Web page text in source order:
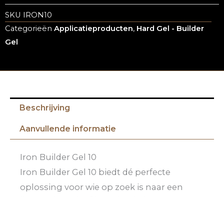
SKU IRON10
Categorieën Applicatieproducten, Hard Gel - Builder
Gel
Beschrijving
Aanvullende informatie
Iron Builder Gel 10
Iron Builder Gel 10 biedt dé perfecte
oplossing voor wie op zoek is naar een